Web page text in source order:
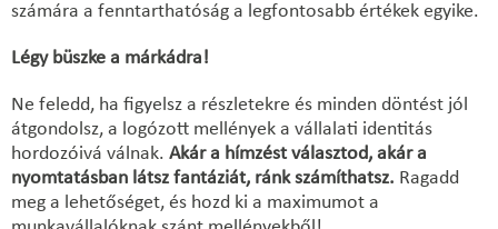
számára a fenntarthatóság a legfontosabb értékek egyike.
Légy büszke a márkádra!
Ne feledd, ha figyelsz a részletekre és minden döntést jól
átgondolsz, a logózott mellények a vállalati identitás
hordozóivá válnak. Akár a hímzést választod, akár a
nyomtatásban látsz fantáziát, ránk számíthatsz. Ragadd
meg a lehetőséget, és hozd ki a maximumot a